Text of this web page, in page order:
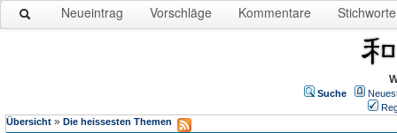
Neueintrag Vorschläge Kommentare Stichworte
Suche
Übersicht » Die heissesten Themen